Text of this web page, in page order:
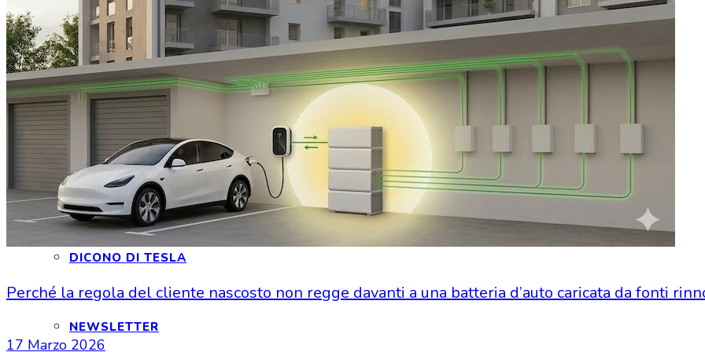
CONTATTI
INTERAGIAMO!
DICONO DI NOI
DICONO DI TESLA
NEWSLETTER
Perché la regola del cliente nascosto non regge davanti a una batteria d’auto caricata da fonti
17 Marzo 2026